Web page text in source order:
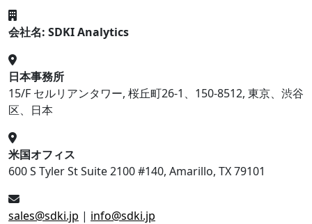
会社名: SDKI Analytics
日本事務所
15/F セルリアンタワー, 桜丘町26-1、150-8512, 東京、渋谷
区、日本
米国オフィス
600 S Tyler St Suite 2100 #140, Amarillo, TX 79101
sales@sdki.jp | info@sdki.jp